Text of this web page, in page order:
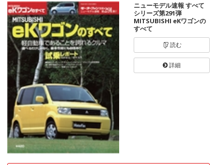
ニューモデル速報 すべて
シリーズ第291弾
MITSUBISHI eKワゴンの
すべて
読む
詳細